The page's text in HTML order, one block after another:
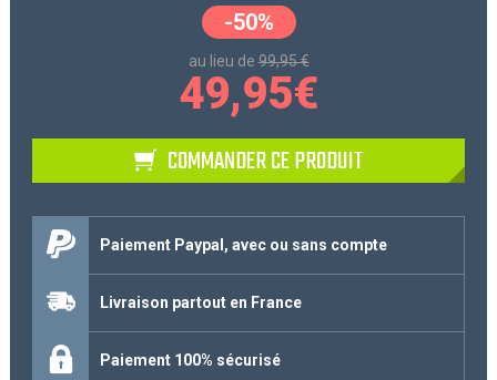
-50%
au lieu de99,95 €
49,95€
COMMANDER CE PRODUIT
Paiement Paypal, avec ou sans compte
Livraison partout en France
Paiement 100% sécurisé